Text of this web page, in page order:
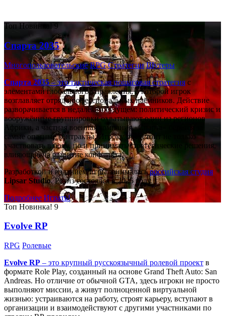
Топ Новинка! 9
Спарта 2035
Многопользовательские RPG Стратегии Шутеры
Спарта 2035– это тактическаяпошаговая стратегияс
элементами глобального управления, в которой игрок
возглавляет отряд профессиональных наёмников. Действие
разворачивается в недалёком будущем: политический кризис и
вооружённые группировки охватывают один из регионов
Африки, а частная военная компания «Спарта» берётся за
самые опасные контракты. Игроку предстоит не только
участвовать в боях, но и принимать стратегические решения,
влияющие на развитие конфликта.
Разработкой и изданием игры занималасьроссийская студия
Lipsar Studio. Релиз состоялся в 2025 году.
Подробнее Играть!
Топ Новинка! 9
Evolve RP
RPG Ролевые
Evolve RP – это крупный русскоязычный ролевой проект в
формате Role Play, созданный на основе Grand Theft Auto: San
Andreas. Но отличие от обычной GTA, здесь игроки не просто
выполняют миссии, а живут полноценной виртуальной
жизнью: устраиваются на работу, строят карьеру, вступают в
организации и взаимодействуют с другими участниками по